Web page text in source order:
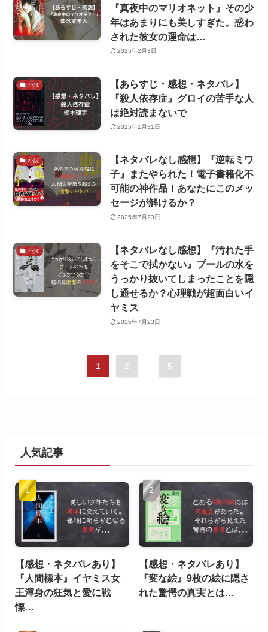
『真夜中のマリオネット』その少
年はあまりにも美しすぎた。惑わ
された彼女の運命は…
2025年2月3日
小説
【あらすじ・感想・ネタバレ】
『殺人依存症』グロイの苦手な人
は絶対読まないで
2025年1月31日
小説
【ネタバレなし感想】『逆転ミワ
子』またやられた！電子書籍化不
可能の神作品！あなたにこのメッ
セージが解けるか？
2025年7月23日
小説
【ネタバレなし感想】『汚れた手
をそこで拭かない』プールの水を
うっかり抜いてしまったことを隠
し通せるか？心理戦が超面白いイ
ヤミス
2025年7月23日
1 2 5
人気記事
【感想・ネタバレあり】
『人間標本』イヤミス女
王渾身の狂気と愛に戦
慄…
【感想・ネタバレあり】
『変な絵』9枚の絵に隠さ
れた驚愕の真実とは…